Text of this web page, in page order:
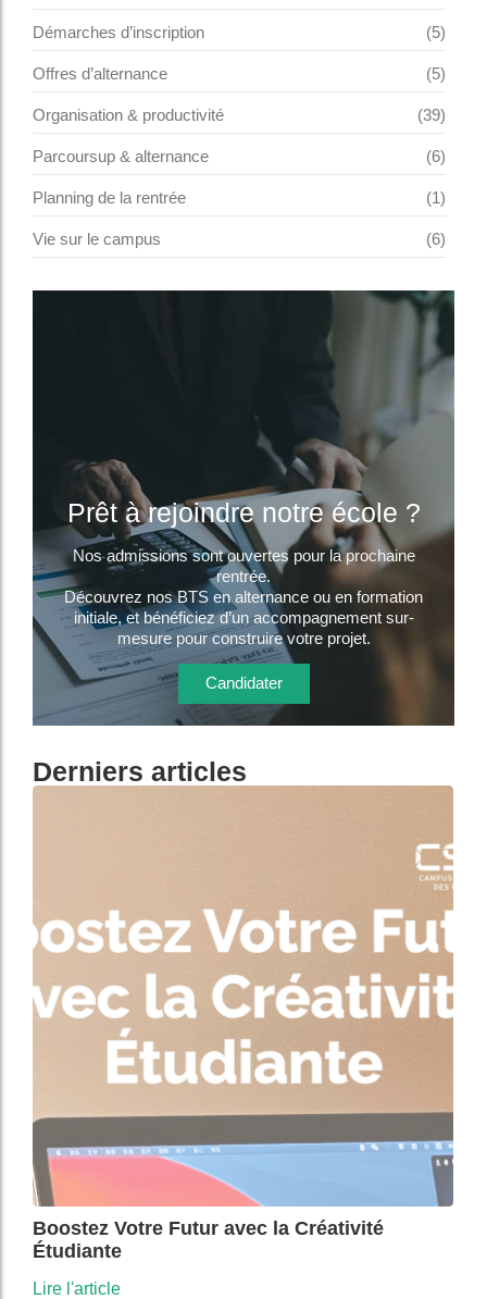
Démarches d’inscription (5)
Offres d’alternance (5)
Organisation & productivité (39)
Parcoursup & alternance (6)
Planning de la rentrée (1)
Vie sur le campus (6)
Prêt à rejoindre notre école ?
Nos admissions sont ouvertes pour la prochaine
rentrée.
Découvrez nos BTS en alternance ou en formation
initiale, et bénéficiez d’un accompagnement sur-
mesure pour construire votre projet.
Candidater
Derniers articles
Boostez Votre Futur avec la Créativité
Étudiante
Lire l'article